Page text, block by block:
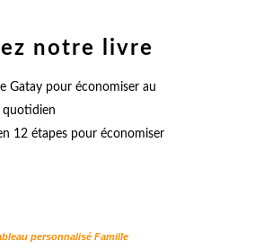
notre livre
12 étapes pour économiser
personnalisé Famille